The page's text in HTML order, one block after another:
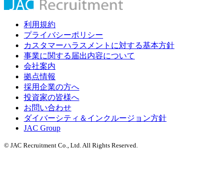
利用規約
プライバシーポリシー
カスタマーハラスメントに対する基本方針
事業に関する届出内容について
会社案内
拠点情報
採用企業の方へ
投資家の皆様へ
お問い合わせ
ダイバーシティ＆インクルージョン方針
JAC Group
© JAC Recruitment Co., Ltd. All Rights Reserved.